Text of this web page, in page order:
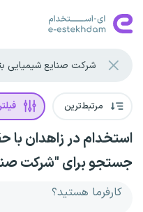
مرتبط‌ترین
جستجو برای "شرکت
کارفرما هستید؟